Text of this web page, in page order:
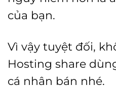
của bạn.
Vì vậy tuyệt đối,
Hosting share
cá nhân bán nhé.